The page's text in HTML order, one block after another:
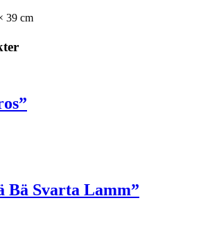
39 cm
Bä Svarta Lamm”